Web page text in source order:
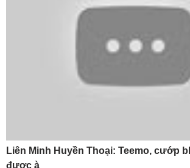
Liên Minh Huyền Thoại: Teemo, cướp
được à